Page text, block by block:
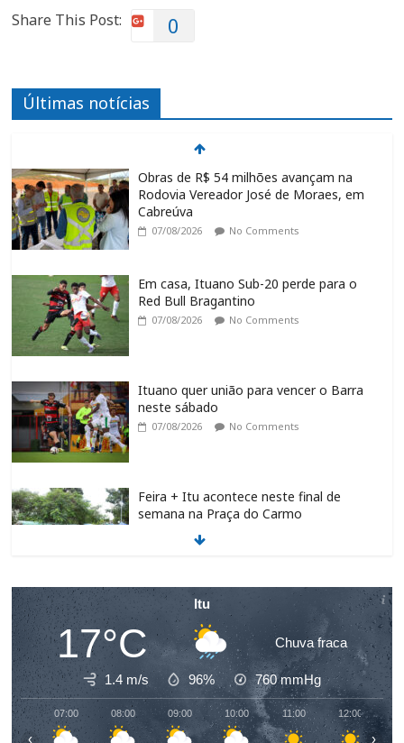
Share This Post: 0
Últimas notícias
Obras de R$ 54 milhões avançam na
Rodovia Vereador José de Moraes, em
Cabreúva
07/08/2026 No Comments
Em casa, Ituano Sub-20 perde para o
Red Bull Bragantino
07/08/2026 No Comments
Ituano quer união para vencer o Barra
neste sábado
07/08/2026 No Comments
Feira + Itu acontece neste final de
semana na Praça do Carmo
07/08/2026
Programa de requalificação asfáltica
inicia nova etapa no São Judas Tadeu
07/08/2026 No Comments
José Renato Nalini: Teimosia mata
07/08/2026 No Comments
Itu
17°C Chuva fraca
1.4 m/s 96% 760mmHg
07:00 08:00 09:00 10:00 11:00 12:00
‹ ›